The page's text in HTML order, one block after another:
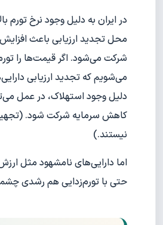
در ایران به دلیل وجود نرخ تورم
محل تجدید ارزیابی باعث
شرکت می‌شود. اگر قیمت‌ها را
می‌شویم که تجدید ارزیابی
دلیل وجود استهلاک، در عمل
کاهش سرمایه شرکت شود.
نیستند.)
اما دارایی‌های نامشهود مثل
حتی با تورم‌زدایی هم رشدی